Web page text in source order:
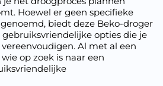
Hoewel er geen specifieke
biedt deze Beko-droger
opties die je
Al met al een
op zoek is naar een